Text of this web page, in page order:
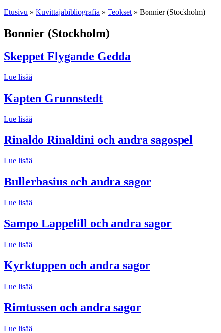
Etusivu » Kuvittaja­bibliografia » Teokset » Bonnier (Stockholm)
Bonnier (Stockholm)
Skeppet Flygande Gedda
Lue lisää
Kapten Grunnstedt
Lue lisää
Rinaldo Rinaldini och andra sagospel
Lue lisää
Bullerbasius och andra sagor
Lue lisää
Sampo Lappelill och andra sagor
Lue lisää
Kyrktuppen och andra sagor
Lue lisää
Rimtussen och andra sagor
Lue lisää